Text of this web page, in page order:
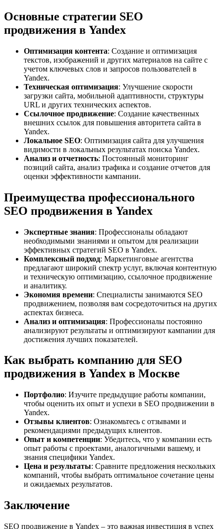
Основные стратегии SEO
продвижения в Yandex
Оптимизация контента: Создание и оптимизация
текстов, изображений и других материалов на сайте с
учетом ключевых слов и запросов пользователей в
Yandex.
Техническая оптимизация: Улучшение скорости
загрузки сайта, мобильной адаптивности, структуры
URL и других технических аспектов.
Ссылочное продвижение: Создание качественных
внешних ссылок для повышения авторитета сайта в
Yandex.
Локальное SEO: Оптимизация сайта для улучшения
видимости в локальных результатах поиска Yandex.
Анализ и отчетность: Постоянный мониторинг
позиций сайта, анализ трафика и создание отчетов для
оценки эффективности кампании.
Преимущества профессионального
SEO продвижения в Yandex
Экспертные знания: Профессионалы обладают
необходимыми знаниями и опытом для реализации
эффективных стратегий SEO в Yandex.
Комплексный подход: Маркетинговые агентства
предлагают широкий спектр услуг, включая контентную
и техническую оптимизацию, ссылочное продвижение
и аналитику.
Экономия времени: Специалисты занимаются SEO
продвижением, позволяя вам сосредоточиться на других
аспектах бизнеса.
Анализ и оптимизация: Профессионалы постоянно
анализируют результаты и оптимизируют кампании для
достижения лучших показателей.
Как выбрать компанию для SEO
продвижения в Yandex в Москве
Портфолио: Изучите предыдущие работы компании,
чтобы оценить их опыт и успехи в SEO продвижении в
Yandex.
Отзывы клиентов: Ознакомьтесь с отзывами и
рекомендациями предыдущих клиентов.
Опыт и компетенции: Убедитесь, что у компании есть
опыт работы с проектами, аналогичными вашему, и
знания специфики Yandex.
Цена и результаты: Сравните предложения нескольких
компаний, чтобы выбрать оптимальное сочетание цены
и ожидаемых результатов.
Заключение
SEO продвижение в Yandex – это важная инвестиция в успех